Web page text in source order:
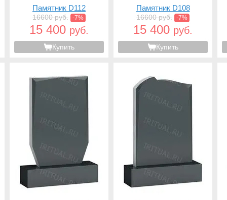
Памятник D112
16600 руб. -7%
15 400 руб.
Купить
Памятник D108
16600 руб. -7%
15 400 руб.
Купить